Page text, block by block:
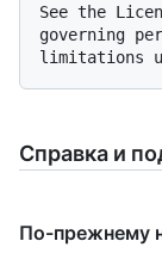
See the
governing
Справка и
По-прежнему